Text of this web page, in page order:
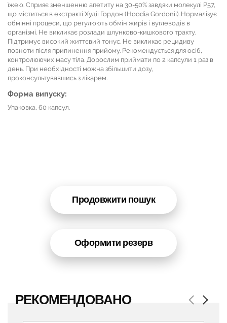
їжею. Сприяє зменшенню апетиту на 30-50% завдяки молекулі Р57,
що міститься в екстракті Худіі Гордон (Hoodia Gordonii). Нормалізує
обмінні процеси, що регулюють обмін жирів і вуглеводів в
організмі. Не викликає розлади шлунково-кишкового тракту.
Підтримує високий життєвий тонус. Не викликає рецидиву
повноти після припинення прийому. Рекомендується для осіб,
контролюючих масу тіла. Дорослим приймати по 2 капсули 1 раз в
день. При необхідності можна збільшити дозу,
проконсультувавшись з лікарем.
Форма випуску:
Упаковка, 60 капсул.
Продовжити пошук
Оформити резерв
РЕКОМЕНДОВАНО Previous
Next